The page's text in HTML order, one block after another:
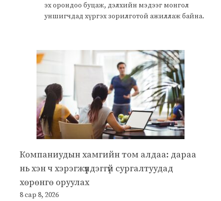
эх орондоо буцаж, дэлхийн мэдээг монгол
уншигчдад хүргэх зорилготой ажиллаж байна.
Компаниудын хамгийн том алдаа: дараа
нь хэн ч хэрэгжүүлдэггүй сургалтуудад
хөрөнгө оруулах
8 сар 8, 2026